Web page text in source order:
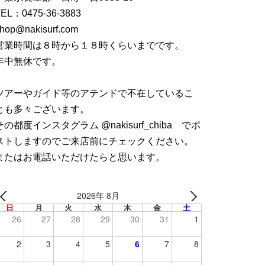
： 0475-36-3883
業時間は８時から１８時くらいまでです。
中無休です。
アーやガイド等のアテンドで不在しているこ
も多々ございます。
の都度インスタグラム @nakisurf_chiba でポ
トしますのでご来店前にチェックください。
たはお電話いただけたらと思います。
2026年 8月
日 月 火 水 木 金 土
26 27 28 29 30 31 1
2 3 4 5 6 7 8